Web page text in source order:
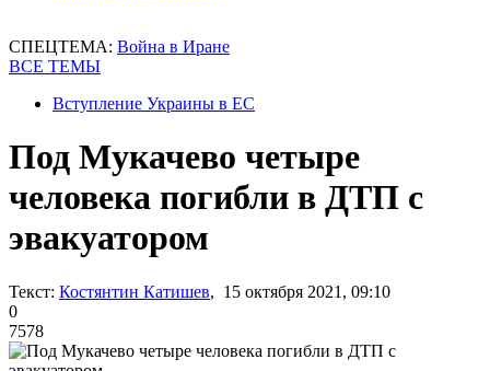
СПЕЦТЕМА: Война в Иране
ВСЕ ТЕМЫ
Вступление Украины в ЕС
Под Мукачево четыре
человека погибли в ДТП с
эвакуатором
Текст: Костянтин Катишев, 15 октября 2021, 09:10
0
7578